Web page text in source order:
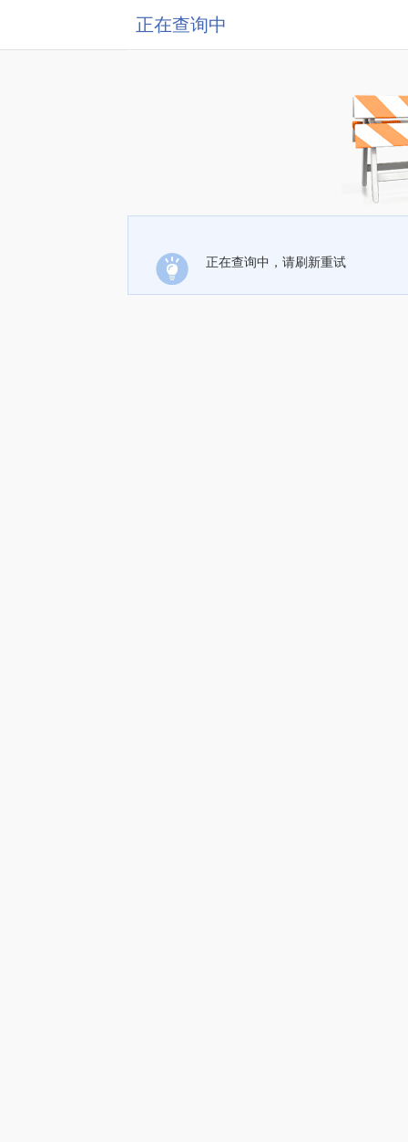
正在查询中
正在查询中，请刷新重试